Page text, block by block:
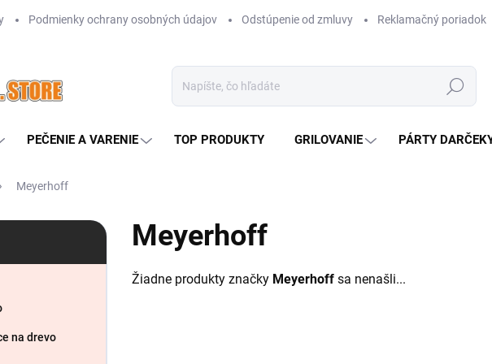
Podmienky ochrany osobných údajov Odstúpenie od zmluvy Reklamačný poriadok
Hľadať
PEČENIE A VARENIE TOP PRODUKTY GRILOVANIE PÁRTY
Meyerhoff
na drevo
Meyerhoff
Žiadne produkty značky Meyerhoff sa nenašli...